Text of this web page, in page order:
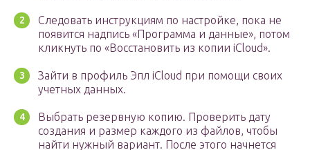
Следовать инструкциям по настройке, пока не
появится надпись «Программа и данные», потом
кликнуть по «Восстановить из копии iCloud».
Зайти в профиль Эпл iCloud при помощи своих
учетных данных.
Выбрать резервную копию. Проверить дату
создания и размер каждого из файлов, чтобы
найти нужный вариант. После этого начнется